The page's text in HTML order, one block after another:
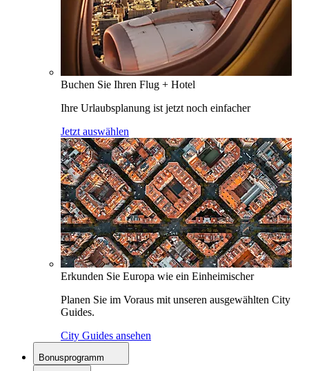
Buchen Sie Ihren Flug + Hotel
Ihre Urlaubsplanung ist jetzt noch einfacher
Jetzt auswählen
Erkunden Sie Europa wie ein Einheimischer
Planen Sie im Voraus mit unseren ausgewählten City
Guides.
City Guides ansehen
Bonusprogramm